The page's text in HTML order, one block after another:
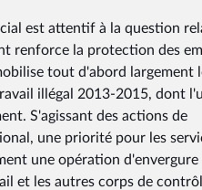
est attentif à la question
renforce la protection des
tout d'abord largement
illégal 2013-2015, dont
S'agissant des actions de
une priorité pour les
une opération d'envergure
et les autres corps de